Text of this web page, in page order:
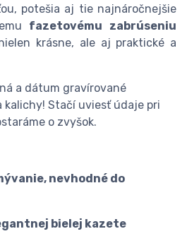
potešia aj tie najnáročnejšie
fazetovému zabrúseniu
krásne, ale aj praktické a
a dátum gravírované
kalichy! Stačí uviesť údaje pri
o zvyšok.
nevhodné do
bielej kazete